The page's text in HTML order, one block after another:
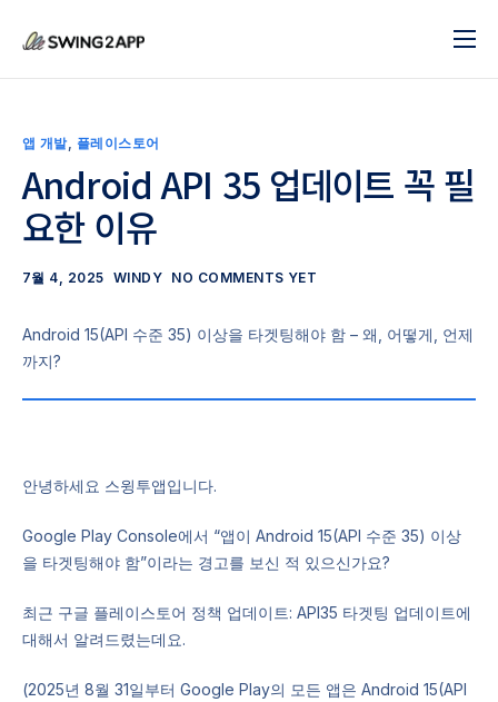
블로그
도움말
앱 제작 시작하기
앱 개발, 플레이스토어
Android API 35 업데이트 꼭 필
요한 이유
7월 4, 2025 WINDY NO COMMENTS YET
Android 15(API 수준 35) 이상을 타겟팅해야 함 – 왜, 어떻게, 언제
까지?
안녕하세요 스윙투앱입니다.
Google Play Console에서 “앱이 Android 15(API 수준 35) 이상
을 타겟팅해야 함”이라는 경고를 보신 적 있으신가요?
최근 구글 플레이스토어 정책 업데이트: API35 타겟팅 업데이트에
대해서 알려드렸는데요.
(2025년 8월 31일부터 Google Play의 모든 앱은 Android 15(API